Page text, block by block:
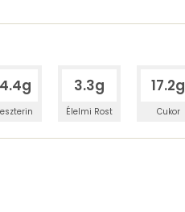
3.3g
Élelmi Rost
17.2g
Cukor